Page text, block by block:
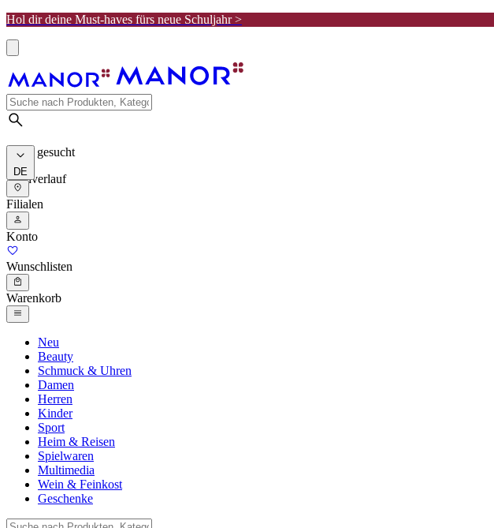
Hol dir deine Must-haves fürs neue Schuljahr >
Meist gesucht
Suchverlauf
DE
Filialen
Konto
Wunschlisten
Warenkorb
Neu
Beauty
Schmuck & Uhren
Damen
Herren
Kinder
Sport
Heim & Reisen
Spielwaren
Multimedia
Wein & Feinkost
Geschenke